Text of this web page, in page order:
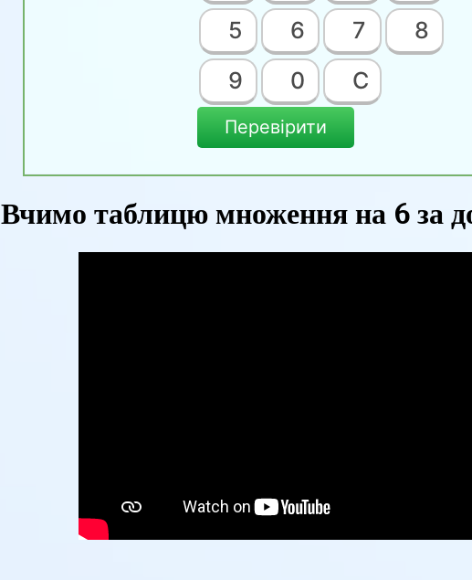
5
6 7
8
9
0 C
Перевірити
Вчимо таблицю множення на 6 за